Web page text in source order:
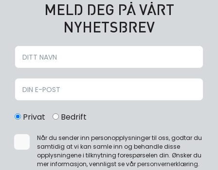
MELD DEG PÅ VÅRT
NYHETSBREV
Privat Bedrift
Når du sender inn personopplysninger til oss, godtar du
samtidig at vi kan samle inn og behandle disse
opplysningene i tilknytning forespørselen din. Ønsker du
mer informasjon, vennligst se vårpersonvernerklæring.